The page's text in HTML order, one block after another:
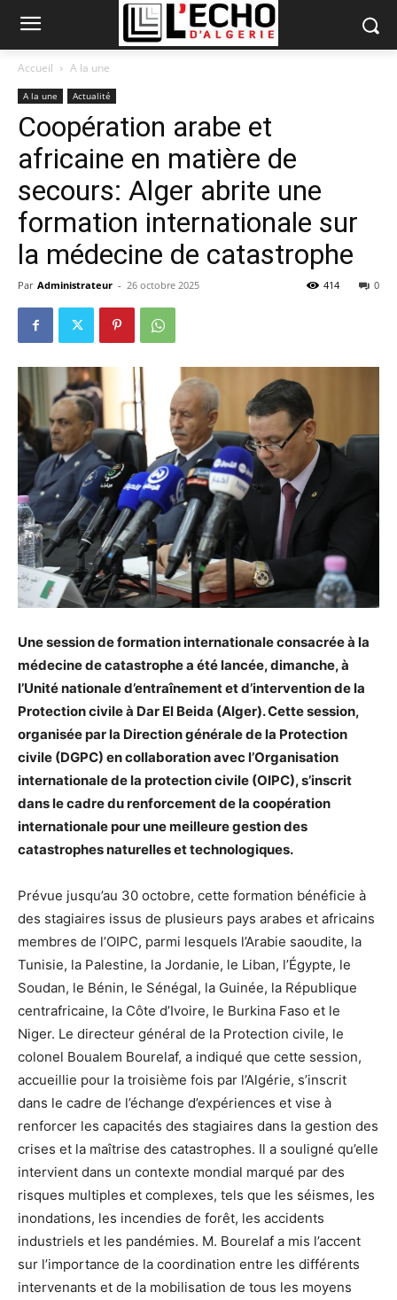
Accueil A la une
A la une Actualité
Coopération arabe et
africaine en matière de
secours: Alger abrite une
formation internationale sur
la médecine de catastrophe
Par Administrateur - 26 octobre 2025 0
414
Une session de formation internationale consacrée à la
médecine de catastrophe a été lancée, dimanche, à
l’Unité nationale d’entraînement et d’intervention de la
Protection civile à Dar El Beida (Alger). Cette session,
organisée par la Direction générale de la Protection
civile (DGPC) en collaboration avec l’Organisation
internationale de la protection civile (OIPC), s’inscrit
dans le cadre du renforcement de la coopération
internationale pour une meilleure gestion des
catastrophes naturelles et technologiques.
Prévue jusqu’au 30 octobre, cette formation bénéficie à
des stagiaires issus de plusieurs pays arabes et africains
membres de l’OIPC, parmi lesquels l’Arabie saoudite, la
Tunisie, la Palestine, la Jordanie, le Liban, l’Égypte, le
Soudan, le Bénin, le Sénégal, la Guinée, la République
centrafricaine, la Côte d’Ivoire, le Burkina Faso et le
Niger. Le directeur général de la Protection civile, le
colonel Boualem Bourelaf, a indiqué que cette session,
accueillie pour la troisième fois par l’Algérie, s’inscrit
dans le cadre de l’échange d’expériences et vise à
renforcer les capacités des stagiaires dans la gestion des
crises et la maîtrise des catastrophes. Il a souligné qu’elle
intervient dans un contexte mondial marqué par des
risques multiples et complexes, tels que les séismes, les
inondations, les incendies de forêt, les accidents
industriels et les pandémies. M. Bourelaf a mis l’accent
sur l’importance de la coordination entre les différents
intervenants et de la mobilisation de tous les moyens